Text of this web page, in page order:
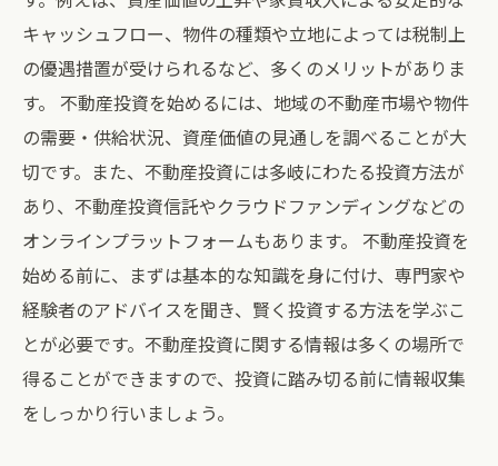
キャッシュフロー、物件の種類や立地によっては税制上
の優遇措置が受けられるなど、多くのメリットがありま
す。 不動産投資を始めるには、地域の不動産市場や物件
の需要・供給状況、資産価値の見通しを調べることが大
切です。また、不動産投資には多岐にわたる投資方法が
あり、不動産投資信託やクラウドファンディングなどの
オンラインプラットフォームもあります。 不動産投資を
始める前に、まずは基本的な知識を身に付け、専門家や
経験者のアドバイスを聞き、賢く投資する方法を学ぶこ
とが必要です。不動産投資に関する情報は多くの場所で
得ることができますので、投資に踏み切る前に情報収集
をしっかり行いましょう。